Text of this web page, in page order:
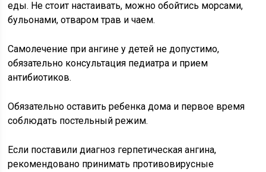
еды. Не стоит настаивать, можно обойтись морсами,
бульонами, отваром трав и чаем.
Самолечение при ангине у детей не допустимо,
обязательно консультация педиатра и прием
антибиотиков.
Обязательно оставить ребенка дома и первое время
соблюдать постельный режим.
Если поставили диагноз герпетическая ангина,
рекомендовано принимать противовирусные